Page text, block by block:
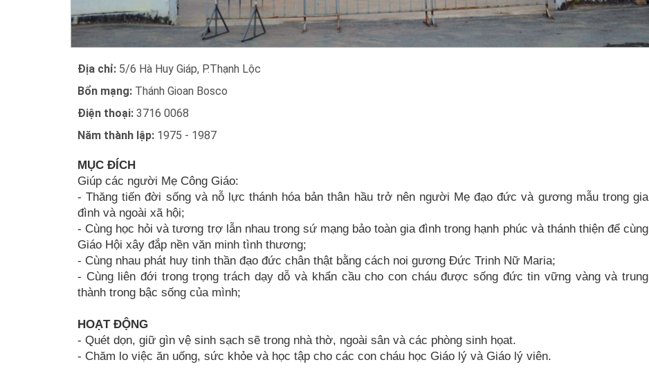
Địa chỉ: 5/6 Hà Huy Giáp, P.Thạnh Lộc
Bổn mạng: Thánh Gioan Bosco
Điện thoại: 3716 0068
Năm thành lập: 1975 - 1987
MỤC ĐÍCH
Giúp các người Mẹ Công Giáo:
- Thăng tiến đời sống và nỗ lực thánh hóa bản thân hầu trở nên người Mẹ đạo đức và gương mẫu trong gia
đình và ngoài xã hội;
- Cùng học hỏi và tương trợ lẫn nhau trong sứ mạng bảo toàn gia đình trong hạnh phúc và thánh thiện để cùng
Giáo Hội xây đắp nền văn minh tình thương;
- Cùng nhau phát huy tinh thần đạo đức chân thật bằng cách noi gương Đức Trinh Nữ Maria;
- Cùng liên đới trong trọng trách dạy dỗ và khẩn cầu cho con cháu được sống đức tin vững vàng và trung
thành trong bậc sống của mình;
HOẠT ĐỘNG
- Quét dọn, giữ gìn vệ sinh sạch sẽ trong nhà thờ, ngoài sân và các phòng sinh họat.
- Chăm lo việc ăn uống, sức khỏe và học tập cho các con cháu học Giáo lý và Giáo lý viên.